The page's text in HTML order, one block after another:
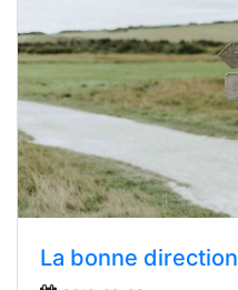
La bonne direction